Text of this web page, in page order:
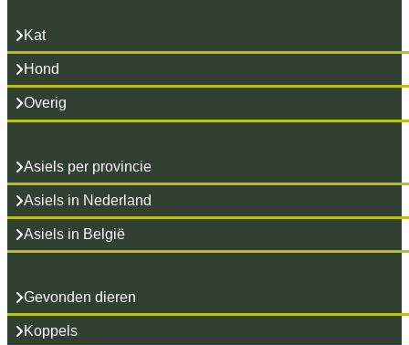
Kat
Hond
Overig
Asiels per provincie
Asiels in Nederland
Asiels in België
Gevonden dieren
Koppels